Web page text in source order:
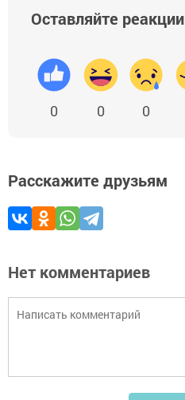
Оставляйте реакции
0 0 0
Расскажите друзьям
Нет комментариев